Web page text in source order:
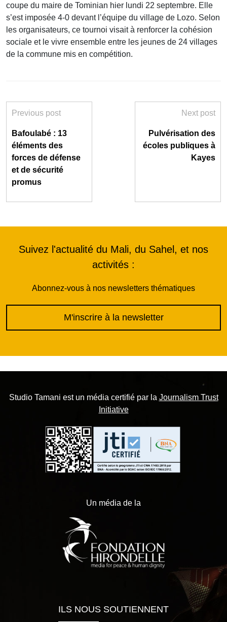
coupe du maire de Tominian hier lundi 22 septembre. Elle
s’est imposée 4-0 devant l’équipe du village de Lozo. Selon
les organisateurs, ce tournoi visait à renforcer la cohésion
sociale et le vivre ensemble entre les jeunes de 24 villages
de la commune mis en compétition.
Previous post
Bafoulabé : 13
éléments des
forces de défense
et de sécurité
promus
Next post
Pulvérisation des
écoles publiques à
Kayes
Suivez l'actualité du Mali, du Sahel, et nos
activités :
Abonnez-vous à nos newsletters thématiques
M'inscrire à la newsletter
Studio Tamani est un média certifié par la Journalism Trust
Initiative
Un média de la
ILS NOUS SOUTIENNENT